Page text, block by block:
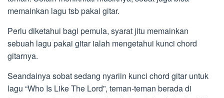
memainkan lagu tsb pakai gitar.
Perlu diketahui bagi pemula, syarat jitu memainkan
sebuah lagu pakai gitar ialah mengetahui kunci chord
gitarnya.
Seandainya sobat sedang nyariin kunci chord gitar untuk
lagu “Who Is Like The Lord”, teman-teman berada di